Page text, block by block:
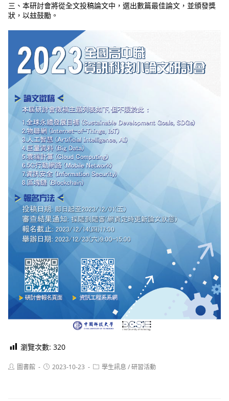
三、本研討會將從全文投稿論文中，選出數篇最佳論文，並頒發獎
狀，以玆鼓勵。
瀏覽次數: 320
Post圖書館
Post2023-10-23
Post學生訊息 /研習活動